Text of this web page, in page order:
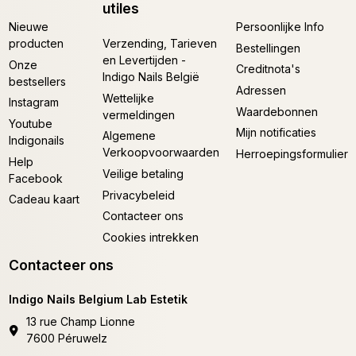
Nieuwe
producten
Onze
bestsellers
Instagram
Youtube
Indigonails
Help
Facebook
Cadeau kaart
utiles
Verzending, Tarieven
en Levertijden -
Indigo Nails België
Wettelijke
vermeldingen
Algemene
Verkoopvoorwaarden
Veilige betaling
Privacybeleid
Contacteer ons
Cookies intrekken
Persoonlijke Info
Bestellingen
Creditnota's
Adressen
Waardebonnen
Mijn notificaties
Herroepingsformulier
Contacteer ons
Indigo Nails Belgium Lab Estetik
13 rue Champ Lionne
7600 Péruwelz